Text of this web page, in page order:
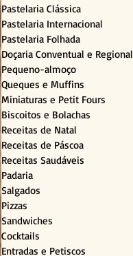
Pastelaria Clássica
Pastelaria Internacional
Pastelaria Folhada
Doçaria Conventual e Regional
Pequeno-almoço
Queques e Muffins
Miniaturas e Petit Fours
Biscoitos e Bolachas
Receitas de Natal
Receitas de Páscoa
Receitas Saudáveis
Padaria
Salgados
Pizzas
Sandwiches
Cocktails
Entradas e Petiscos